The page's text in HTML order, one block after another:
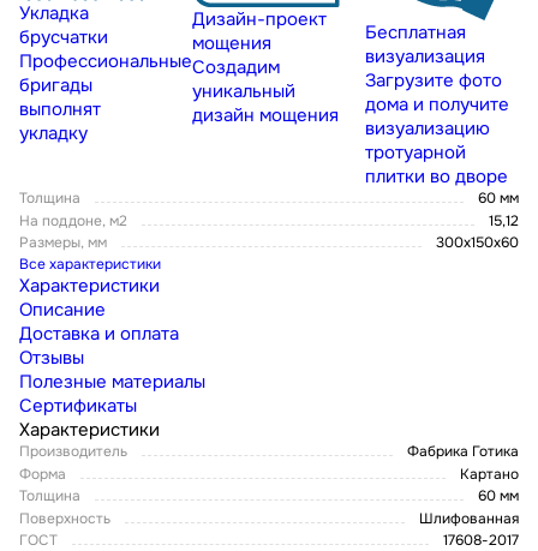
Укладка
брусчатки
Профессиональные
бригады
выполнят
укладку
Дизайн-проект
мощения
Создадим
уникальный
дизайн мощения
Бесплатная
визуализация
Загрузите фото
дома и получите
визуализацию
тротуарной
плитки во дворе
Толщина
60 мм
На поддоне, м2
15,12
Размеры, мм
300х150х60
Все характеристики
Характеристики
Описание
Доставка и оплата
Отзывы
Полезные материалы
Сертификаты
Характеристики
Производитель
Фабрика Готика
Форма
Картано
Толщина
60 мм
Поверхность
Шлифованная
ГОСТ
17608-2017